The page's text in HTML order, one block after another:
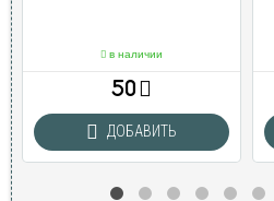
в наличии
50
ДОБАВИТЬ